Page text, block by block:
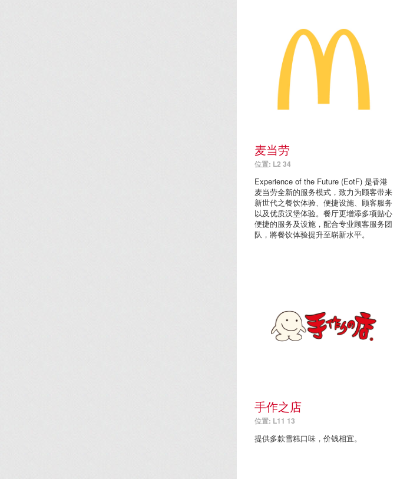
麦当劳
位置: L2 34
Experience of the Future (EotF) 是香港
麦当劳全新的服务模式，致力为顾客带来
新世代之餐饮体验、便捷设施、顾客服务
以及优质汉堡体验。餐厅更增添多项贴心
便捷的服务及设施，配合专业顾客服务团
队，將餐饮体验提升至崭新水平。
手作之店
位置: L11 13
提供多款雪糕口味，价钱相宜。